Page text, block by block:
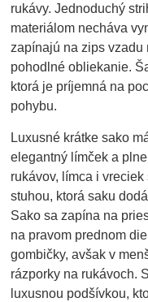
rukávy. Jednoduchý
materiálom necháva
zapínajú na zips vzadu
pohodlné obliekanie.
ktorá je príjemná na
pohybu.
Luxusné krátke sako
elegantný límček a
rukávov, límca i
stuhou, ktorá saku
Sako sa zapína na
na pravom prednom
gombičky, avšak v
rázporky na rukávoch.
luxusnou podšívkou,